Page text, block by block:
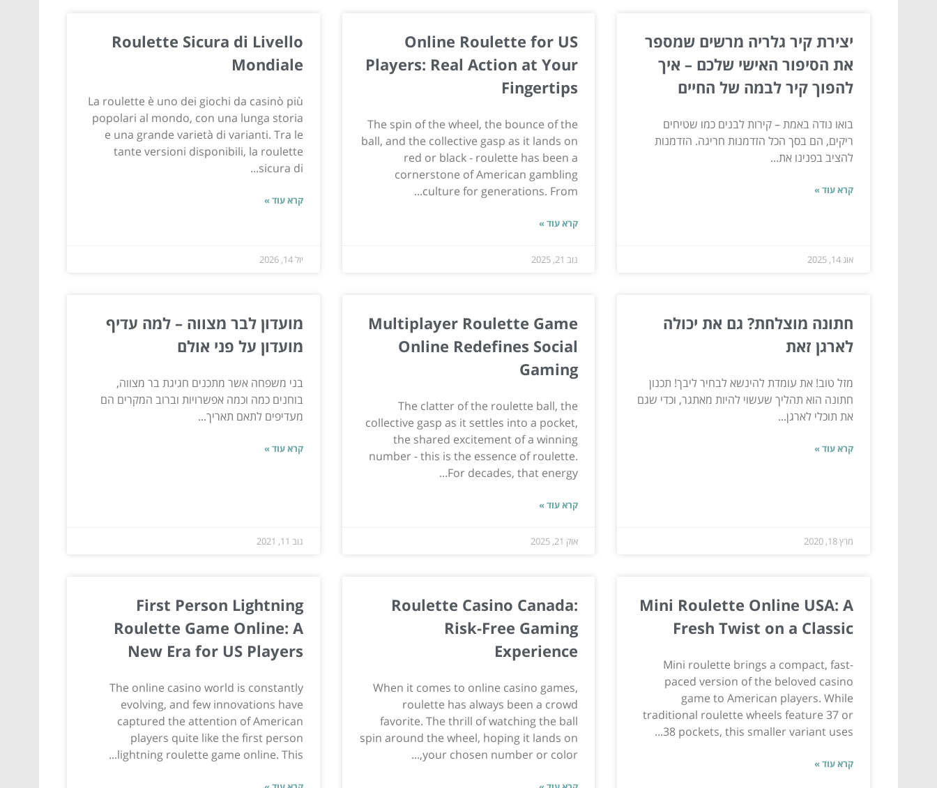
יצירת קיר גלריה מרשים שמספר
את הסיפור האישי שלכם – איך
להפוך קיר לבמה של החיים
בואו נודה באמת – קירות לבנים כמו שטיחים
ריקים, הם בסך הכל הזדמנות חריגה. הזדמנות
להציב בפנינו את...
קרא עוד »
אוג 14, 2025
Online Roulette for US
Players: Real Action at Your
Fingertips
The spin of the wheel, the bounce of the
ball, and the collective gasp as it lands on
red or black - roulette has been a
cornerstone of American gambling
culture for generations. From...
קרא עוד »
נוב 21, 2025
Roulette Sicura di Livello
Mondiale
La roulette è uno dei giochi da casinò più
popolari al mondo, con una lunga storia
e una grande varietà di varianti. Tra le
tante versioni disponibili, la roulette
sicura di...
קרא עוד »
יול 14, 2026
חתונה מוצלחת? גם את יכולה
לארגן זאת
מזל טוב! את עומדת להינשא לבחיר ליבך! תכנון
חתונה הוא תהליך שעשוי להיות מאתגר, וכדי שגם
את תוכלי לארגן...
קרא עוד »
מרץ 18, 2020
Multiplayer Roulette Game
Online Redefines Social
Gaming
The clatter of the roulette ball, the
collective gasp as it settles into a pocket,
the shared excitement of a winning
number - this is the essence of roulette.
For decades, that energy...
קרא עוד »
אוק 21, 2025
מועדון לבר מצווה – למה עדיף
מועדון על פני אולם
בני משפחה אשר מתכנים חגיגת בר מצווה,
בוחנים כמה וכמה אפשרויות וברוב המקרים הם
מעדיפים לתאם תאריך...
קרא עוד »
נוב 11, 2021
Mini Roulette Online USA: A
Fresh Twist on a Classic
Mini roulette brings a compact, fast-
paced version of the beloved casino
game to American players. While
traditional roulette wheels feature 37 or
38 pockets, this smaller variant uses...
קרא עוד »
Roulette Casino Canada:
Risk-Free Gaming
Experience
When it comes to online casino games,
roulette has always been a crowd
favorite. The thrill of watching the ball
spin around the wheel, hoping it lands on
your chosen number or color,...
First Person Lightning
Roulette Game Online: A
New Era for US Players
The online casino world is constantly
evolving, and few innovations have
captured the attention of American
players quite like the first person
lightning roulette game online. This...